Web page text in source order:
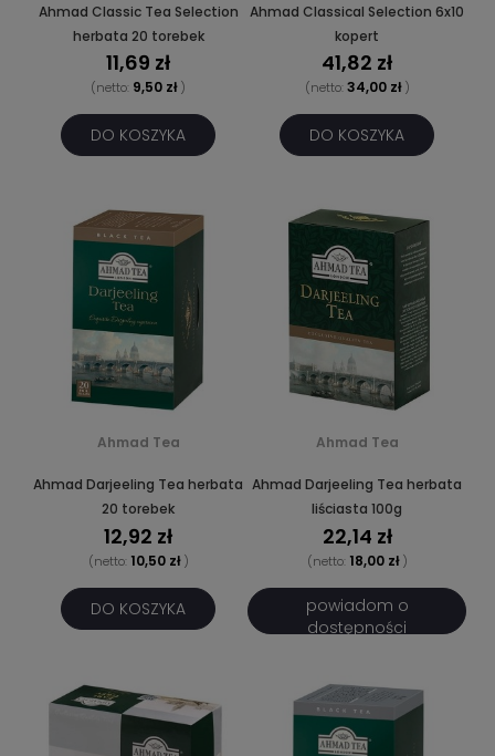
Ahmad Classic Tea Selection
herbata 20 torebek
11,69 zł
(netto: 9,50 zł)
DO KOSZYKA
Ahmad Classical Selection 6x10
kopert
41,82 zł
(netto: 34,00 zł)
DO KOSZYKA
Ahmad Tea
Ahmad Darjeeling Tea herbata
20 torebek
12,92 zł
(netto: 10,50 zł)
DO KOSZYKA
Ahmad Tea
Ahmad Darjeeling Tea herbata
liściasta 100g
22,14 zł
(netto: 18,00 zł)
powiadom o
dostępności